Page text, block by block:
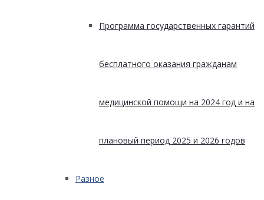
Программа государственных гарантий
бесплатного оказания гражданам
медицинской помощи на 2024 год и на
плановый период 2025 и 2026 годов
Разное